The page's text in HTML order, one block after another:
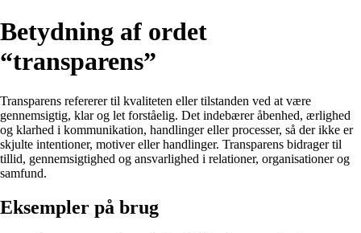
Betydning af ordet
“transparens”
Transparens refererer til kvaliteten eller tilstanden ved at være
gennemsigtig, klar og let forståelig. Det indebærer åbenhed, ærlighed
og klarhed i kommunikation, handlinger eller processer, så der ikke er
skjulte intentioner, motiver eller handlinger. Transparens bidrager til
tillid, gennemsigtighed og ansvarlighed i relationer, organisationer og
samfund.
Eksempler på brug